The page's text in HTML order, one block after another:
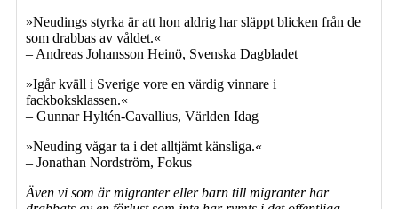
»Neudings styrka är att hon aldrig har släppt blicken från de
som drabbas av våldet.«
– Andreas Johansson Heinö, Svenska Dagbladet
»Igår kväll i Sverige vore en värdig vinnare i
fackboksklassen.«
– Gunnar Hyltén-Cavallius, Världen Idag
»Neuding vågar ta i det alltjämt känsliga.«
– Jonathan Nordström, Fokus
Även vi som är migranter eller barn till migranter har